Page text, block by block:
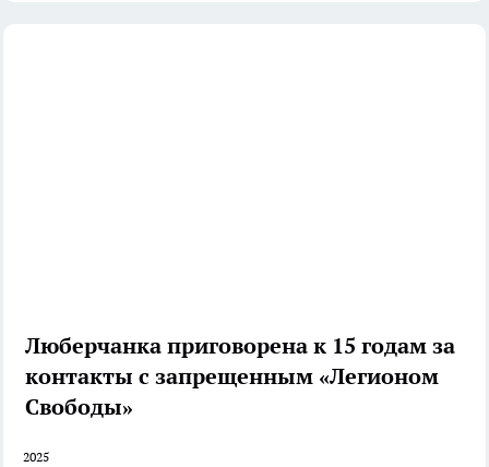
Люберчанка приговорена к 15 годам за
контакты с запрещенным «Легионом
Свободы»
2025